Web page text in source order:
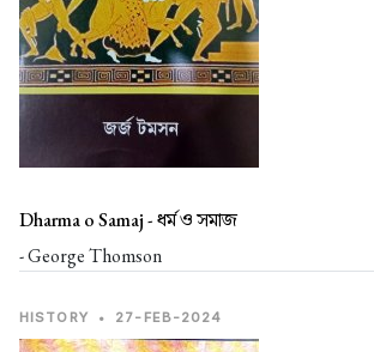
Dharma o Samaj -ধৰ্ম ও সমাজ
- George Thomson
HISTORY • 27-FEB-2024